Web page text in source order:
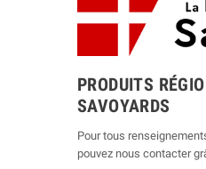
PRODUITS
SAVOYARDS
Pour tous
pouvez nous contacter